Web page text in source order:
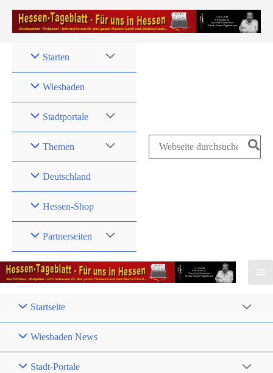
Zum
Inhalt
Starten
Wiesbaden
Stadtportale
Themen
Deutschland
Hessen-Shop
Partnerseiten
Search
Startseite
Wiesbaden News
Stadt-Portale